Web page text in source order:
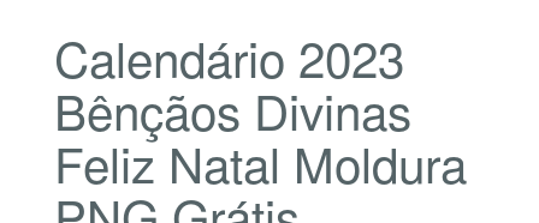
Calendário 2023
Bênçãos Divinas
Feliz Natal Moldura